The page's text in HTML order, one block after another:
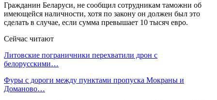
Гражданин Беларуси, не сообщил сотрудникам таможни об
имеющейся наличности, хотя по закону он должен был это
сделать в случае, если сумма превышает 10 тысяч евро.
Сейчас читают
Литовские пограничники перехватили дрон с
белорусскими…
Фуры с дороги между пунктами пропуска Мокраны и
Доманово…